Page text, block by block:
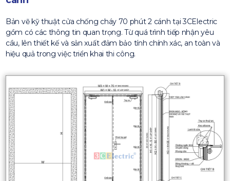
Bản vẽ kỹ thuật cửa chống cháy 70 phút 2 cánh tại 3CElectric
gồm có các thông tin quan trọng. Từ quá trình tiếp nhận yêu
cầu, lên thiết kế và sản xuất đảm bảo tính chính xác, an toàn và
hiệu quả trong việc triển khai thi công.